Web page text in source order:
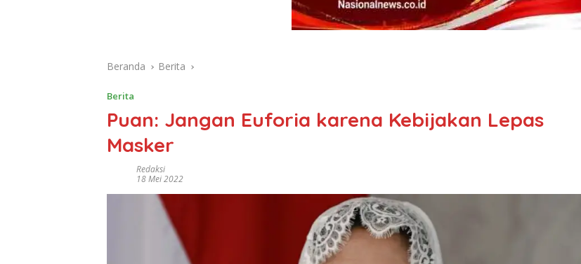
Beranda Berita
Berita
Puan: Jangan Euforia karena Kebijakan Lepas
Masker
Redaksi
18 Mei 2022